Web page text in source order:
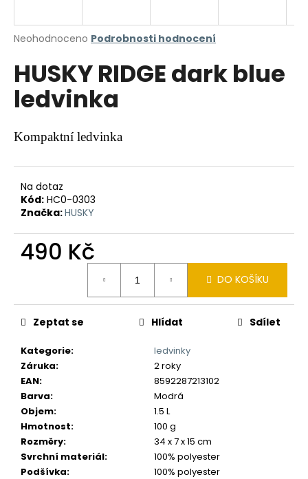
Průměrné
produktu
je
0,0
hvězdiček.
Neohodnoceno Podrobnosti hodnocení
HUSKY RIDGE dark blue
ledvinka
Kompaktní ledvinka
Na dotaz
Kód: HC0-0303
Značka:HUSKY
490 Kč
DO KOŠÍKU
Kategorie:
ledvinky
Záruka:
2 roky
EAN:
8592287213102
Barva:
Modrá
Objem:
1.5 L
Hmotnost:
100 g
Rozměry:
34 x 7 x 15 cm
Svrchní materiál:
100% polyester
Podšívka: 100% polyester
Zeptat se Hlídat Sdílet
j
t
?
D
o
p
č
u
e
m
e